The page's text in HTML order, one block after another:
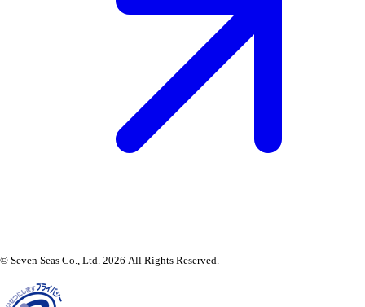
© Seven Seas Co., Ltd. 2026 All Rights Reserved.